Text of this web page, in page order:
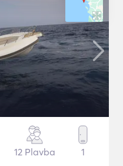
12 Plavba 1